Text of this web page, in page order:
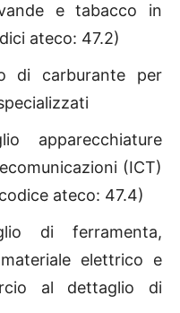
e tabacco in
ateco: 47.2)
di carburante per
apparecchiature
(ICT)
ateco: 47.4)
di ferramenta,
elettrico e
al dettaglio di